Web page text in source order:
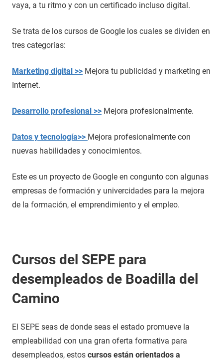
vaya, a tu ritmo y con un certificado incluso digital.
Se trata de los cursos de Google los cuales se dividen en
tres categorías:
Marketing digital >> Mejora tu publicidad y marketing en
Internet.
Desarrollo profesional >> Mejora profesionalmente.
Datos y tecnología>> Mejora profesionalmente con
nuevas habilidades y conocimientos.
Este es un proyecto de Google en congunto con algunas
empresas de formación y univercidades para la mejora
de la formación, el emprendimiento y el empleo.
Cursos del SEPE para
desempleados de Boadilla del
Camino
El SEPE seas de donde seas el estado promueve la
empleabilidad con una gran oferta formativa para
desempleados, estos cursos están orientados a